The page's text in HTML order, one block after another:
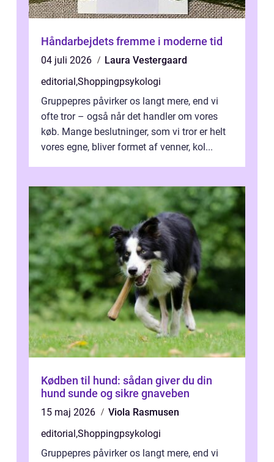
Håndarbejdets fremme i moderne tid
04 juli 2026
Laura Vestergaard
editorial ,Shoppingpsykologi
Gruppepres påvirker os langt mere, end vi
ofte tror – også når det handler om vores
køb. Mange beslutninger, som vi tror er helt
vores egne, bliver formet af venner, kol...
Kødben til hund: sådan giver du din
hund sunde og sikre gnaveben
15 maj 2026
Viola Rasmusen
editorial ,Shoppingpsykologi
Gruppepres påvirker os langt mere, end vi